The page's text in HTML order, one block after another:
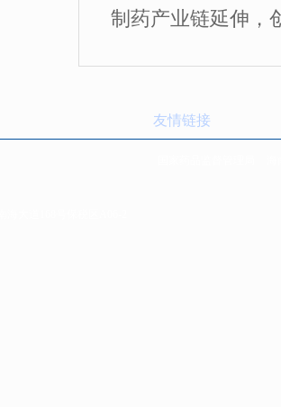
制药产业链延伸，
友情链接